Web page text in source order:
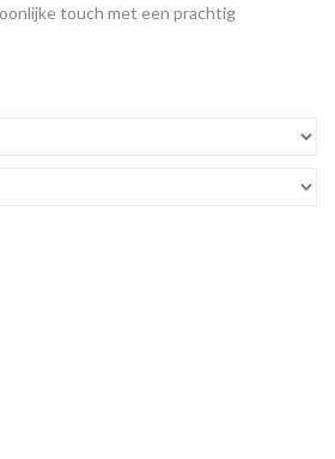
touch met een prachtig